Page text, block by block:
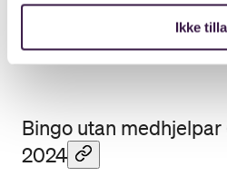
Ikke
Last ned tal frå radio/tv-bingo i
Bingo utan
2024